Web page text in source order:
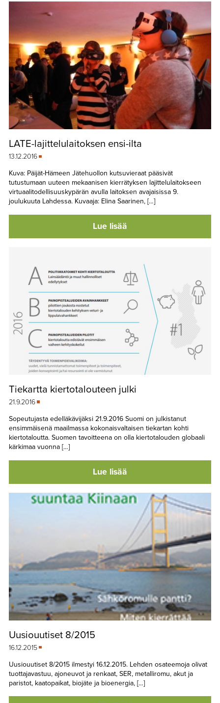
LATE-lajittelulaitoksen ensi-ilta
13.12.2016
Kuva: Päijät-Hämeen Jätehuollon kutsuvieraat pääsivät
tutustumaan uuteen mekaanisen kierrätyksen lajittelulaitokseen
virtuaalitodellisuuskypärän avulla laitoksen avajaisissa 9.
joulukuuta Lahdessa. Kuvaaja: Elina Saarinen, […]
Lue lisää
Tiekartta kiertotalouteen julki
21.9.2016
Sopeutujasta edelläkävijäksi 21.9.2016 Suomi on julkistanut
ensimmäisenä maailmassa kokonaisvaltaisen tiekartan kohti
kiertotaloutta. Suomen tavoitteena on olla kiertotalouden globaali
kärkimaa vuonna […]
Lue lisää
Uusiouutiset 8/2015
16.12.2015
Uusiouutiset 8/2015 ilmestyi 16.12.2015. Lehden osateemoja olivat
tuottajavastuu, ajoneuvot ja renkaat, SER, metalliromu, akut ja
paristot, kaatopaikat, biojäte ja bioenergia, […]